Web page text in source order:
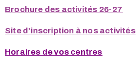
Brochure des activités 26-27
Site d’inscription à nos activités
Horaires de vos centres